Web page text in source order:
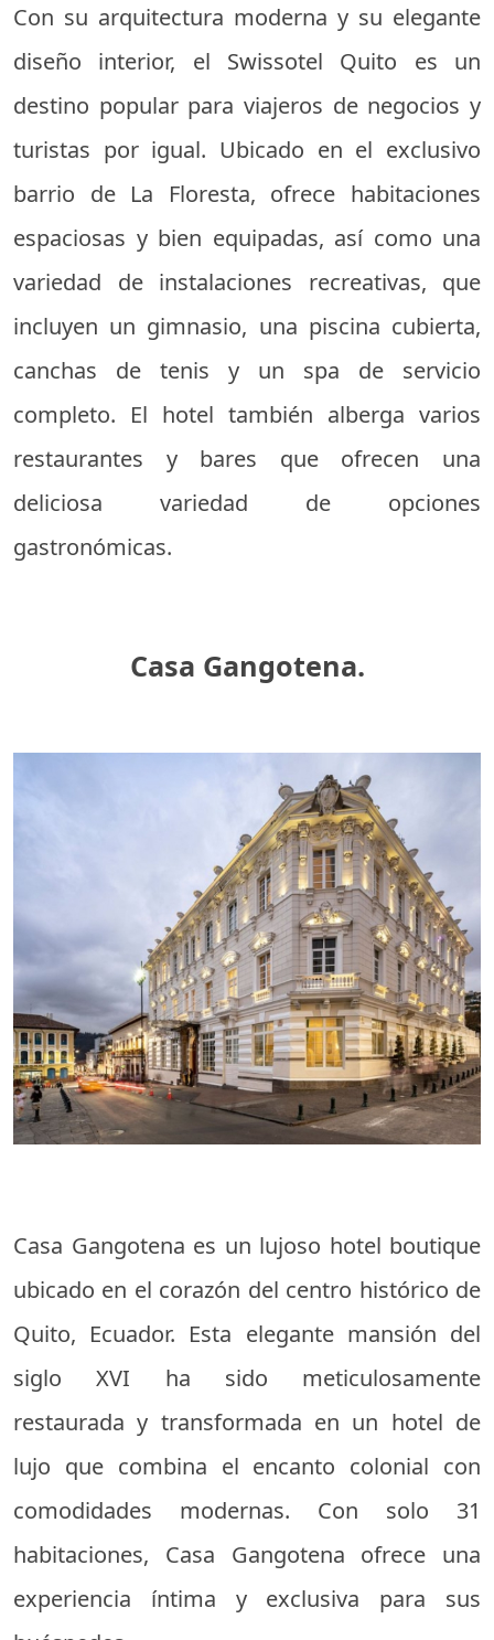
Con su arquitectura moderna y su elegante
diseño interior, el Swissotel Quito es un
destino popular para viajeros de negocios y
turistas por igual. Ubicado en el exclusivo
barrio de La Floresta, ofrece habitaciones
espaciosas y bien equipadas, así como una
variedad de instalaciones recreativas, que
incluyen un gimnasio, una piscina cubierta,
canchas de tenis y un spa de servicio
completo. El hotel también alberga varios
restaurantes y bares que ofrecen una
deliciosa variedad de opciones
gastronómicas.
Casa Gangotena.
Casa Gangotena es un lujoso hotel boutique
ubicado en el corazón del centro histórico de
Quito, Ecuador. Esta elegante mansión del
siglo XVI ha sido meticulosamente
restaurada y transformada en un hotel de
lujo que combina el encanto colonial con
comodidades modernas. Con solo 31
habitaciones, Casa Gangotena ofrece una
experiencia íntima y exclusiva para sus